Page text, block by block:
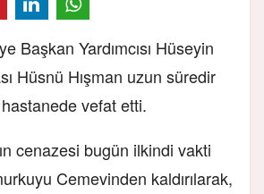
Başkan Yardımcısı Hüseyin
Hüsnü Hışman uzun süredir
vefat etti.
cenazesi bugün ilkindi vakti
Cemevinden kaldırılarak,